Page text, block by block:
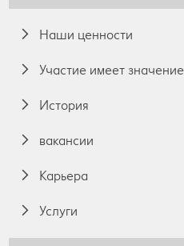
Наши ценности
Участие имеет значение
История
вакансии
Карьера
Услуги